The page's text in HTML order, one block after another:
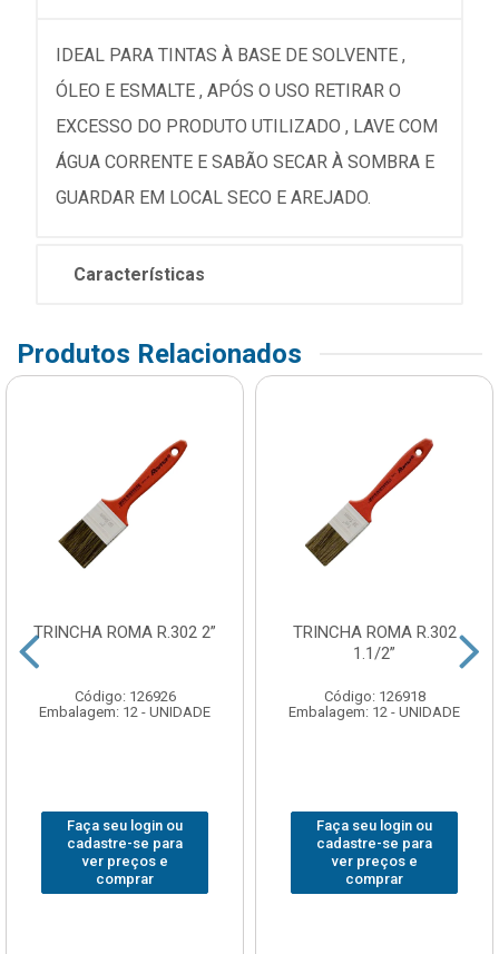
IDEAL PARA TINTAS À BASE DE SOLVENTE ,
ÓLEO E ESMALTE , APÓS O USO RETIRAR O
EXCESSO DO PRODUTO UTILIZADO , LAVE COM
ÁGUA CORRENTE E SABÃO SECAR À SOMBRA E
GUARDAR EM LOCAL SECO E AREJADO.
Características
Produtos Relacionados
TRINCHA ROMA R.302 2”
Código: 126926
Embalagem: 12 - UNIDADE
Faça seu login ou
cadastre-se para
ver preços e
comprar
TRINCHA ROMA R.302
1.1/2”
Código: 126918
Embalagem: 12 - UNIDADE
Faça seu login ou
cadastre-se para
ver preços e
comprar